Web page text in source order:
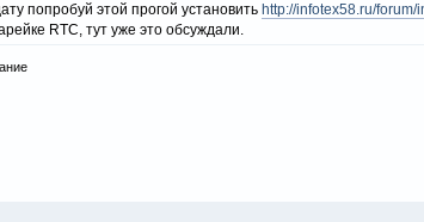
попробуй этой прогой установить http://infotex58.ru/
RTC, тут уже это обсуждали.